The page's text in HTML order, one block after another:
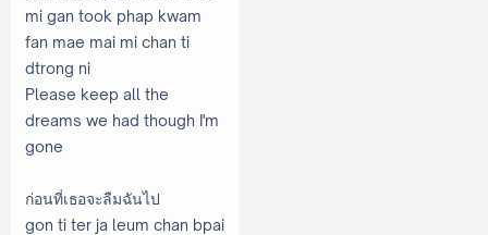
mi gan took phap kwam
fan mae mai mi chan ti
dtrong ni
Please keep all the
dreams we had though I'm
gone
ก่อนที่เธอจะลืมฉันไป
gon ti ter ja leum chan bpai